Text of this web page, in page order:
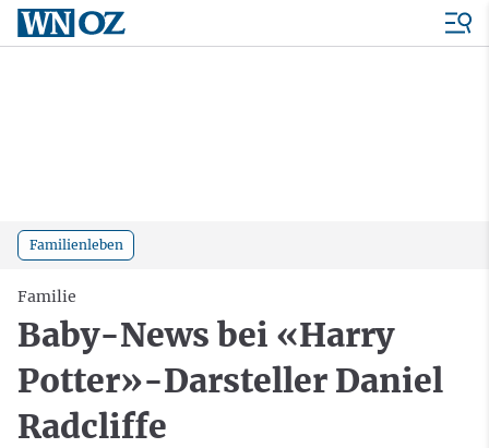
Familienleben
Familie
Baby-News bei «Harry
Potter»-Darsteller Daniel
Radcliffe